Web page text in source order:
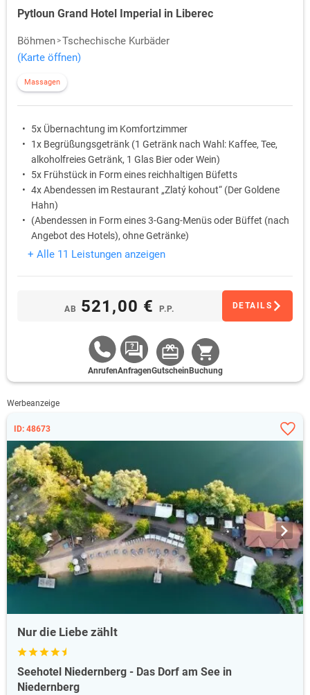
Pytloun Grand Hotel Imperial in Liberec
Böhmen Tschechische Kurbäder
(Karte öffnen)
Massagen
5x Übernachtung im Komfortzimmer
1x Begrüßungsgetränk (1 Getränk nach Wahl: Kaffee, Tee,
alkoholfreies Getränk, 1 Glas Bier oder Wein)
5x Frühstück in Form eines reichhaltigen Büfetts
4x Abendessen im Restaurant „Zlatý kohout“ (Der Goldene
Hahn)
(Abendessen in Form eines 3-Gang-Menüs oder Büffet (nach
Angebot des Hotels), ohne Getränke)
31.12. festliches Silvesterabendessen mit Programm
+ Alle 11 Leistungen anzeigen
AB 521,00 € P.P. DETAILS
AnrufenAnfragenGutschein Buchung
Werbeanzeige
ID: 48673
Nur die Liebe zählt
Seehotel Niedernberg - Das Dorf am See in
Niedernberg